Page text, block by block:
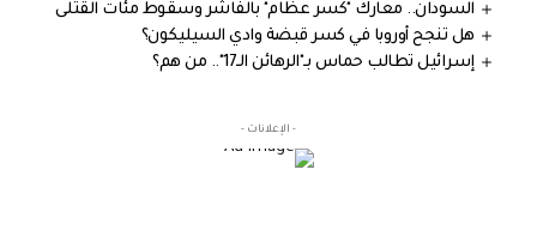
السودان.. معارك "كسر عظام" بالفاشر وسقوط مئات القتلى
هل تنجح أوروبا في كسر قبضة وادي السيليكون؟
إسرائيل تطالب حماس بـ"الرهائن الـ17".. من هم؟
- الإعلانات -